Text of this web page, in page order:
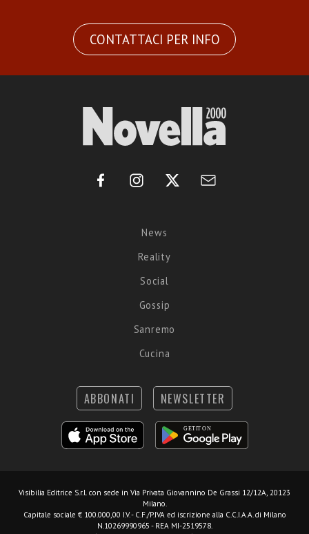
CONTATTACI PER INFO
News
Reality
Social
Gossip
Sanremo
Cucina
ABBONATI NEWSLETTER
Visibilia Editrice S.r.l. con sede in Via Privata Giovannino De Grassi 12/12A, 20123
Milano.
Capitale sociale € 100.000,00 I.V. - C.F./P.IVA ed iscrizione alla C.C.I.A.A. di Milano
N.10269990965 - REA MI-2519578.